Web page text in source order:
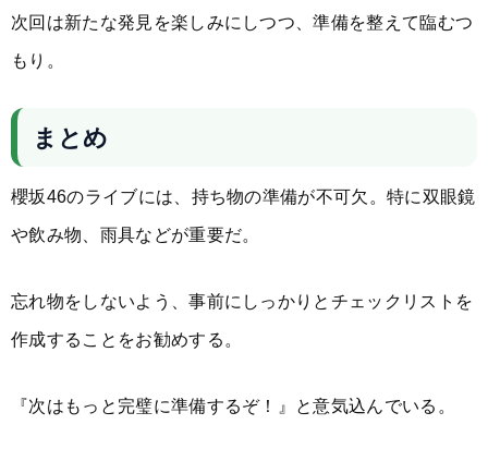
次回は新たな発見を楽しみにしつつ、準備を整えて臨むつ
もり。
まとめ
櫻坂46のライブには、持ち物の準備が不可欠。特に双眼鏡
や飲み物、雨具などが重要だ。
忘れ物をしないよう、事前にしっかりとチェックリストを
作成することをお勧めする。
『次はもっと完璧に準備するぞ！』と意気込んでいる。